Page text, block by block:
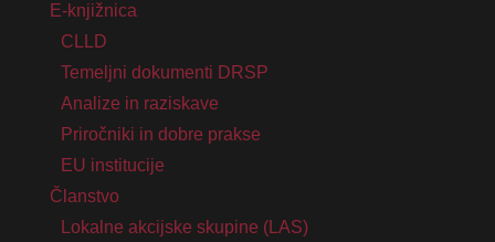
E-knjižnica
CLLD
Temeljni dokumenti DRSP
Analize in raziskave
Priročniki in dobre prakse
EU institucije
Članstvo
Lokalne akcijske skupine (LAS)